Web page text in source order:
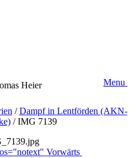
Heier Menu
/Dampf in Lentförden (AKN-
/IMG 7139
Vorwärts